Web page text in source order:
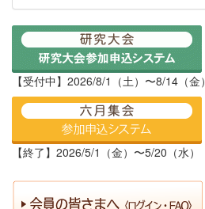
【受付中】2026/8/1（土）〜8/14（金）
【終了】2026/5/1（金）〜5/20（水）